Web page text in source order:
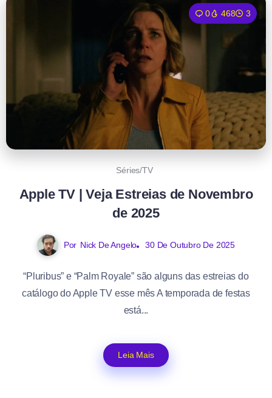
0 468 3
Séries/TV
Apple TV | Veja Estreias de Novembro
de 2025
Por Nick De Angelo 30 De Outubro De 2025
“Pluribus” e “Palm Royale” são alguns das estreias do
catálogo do Apple TV esse mês A temporada de festas
está...
Leia Mais